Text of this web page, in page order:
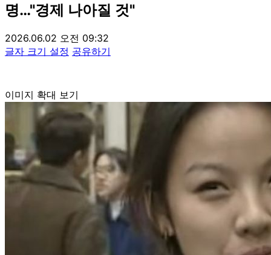
명…"경제 나아질 것"
2026.06.02 오전 09:32
글자 크기 설정 공유하기
이미지 확대 보기